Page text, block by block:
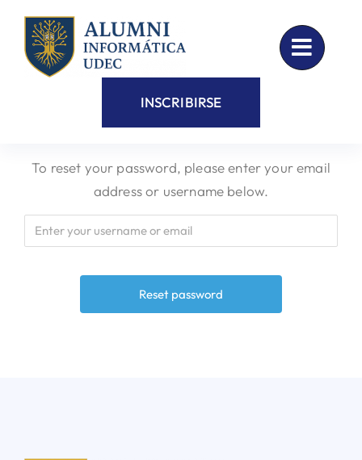
content
INSCRIBIRSE
To reset your password, please enter your email
address or username below.